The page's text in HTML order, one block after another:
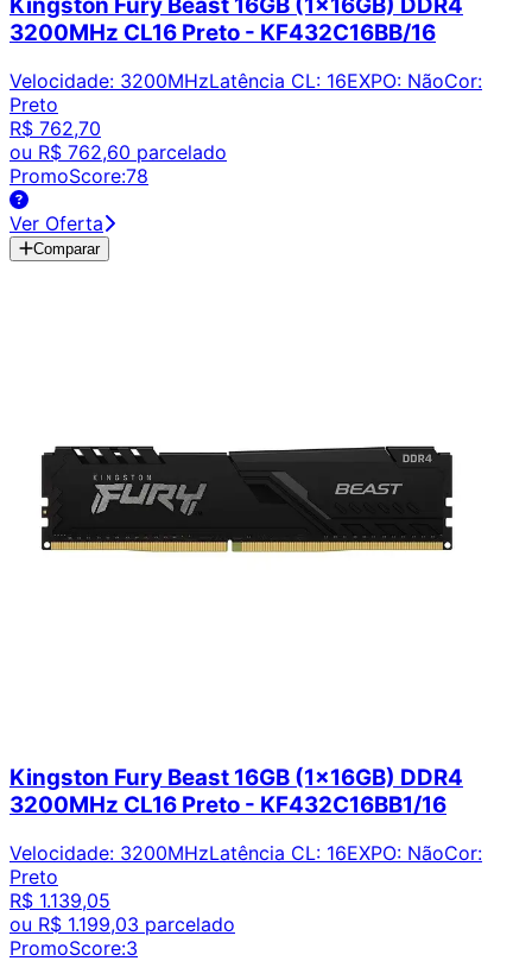
Kingston Fury Beast 16GB (1x16GB) DDR4
3200MHz CL16 Preto - KF432C16BB/16
Velocidade: 3200MHzLatência CL: 16EXPO: NãoCor:
Preto
R$ 762,70
ou R$ 762,60 parcelado
PromoScore:78
Ver Oferta
Comparar
Kingston Fury Beast 16GB (1x16GB) DDR4
3200MHz CL16 Preto - KF432C16BB1/16
Velocidade: 3200MHzLatência CL: 16EXPO: NãoCor:
Preto
R$ 1.139,05
ou R$ 1.199,03 parcelado
PromoScore:3